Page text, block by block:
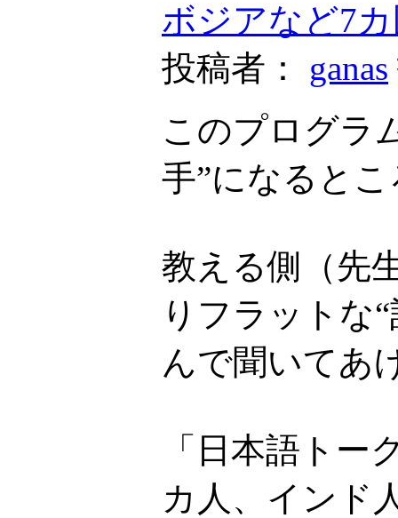
ボジアなど7
投稿者： ganas
このプログラ
手”になると
教える側（先
りフラットな
んで聞いてあ
「日本語ト
カ人、インド